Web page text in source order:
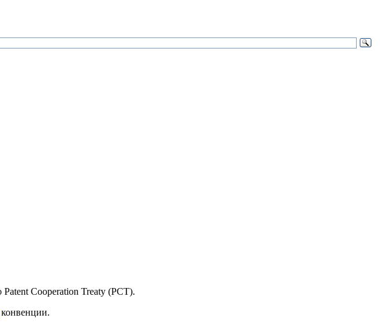
Cooperation Treaty (PCT).
конвенции.